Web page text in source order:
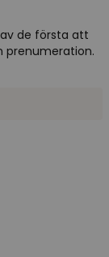
de första att
prenumeration.